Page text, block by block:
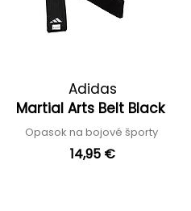
Adidas
Martial Arts Belt Black
Opasok na bojové športy
14,95 €